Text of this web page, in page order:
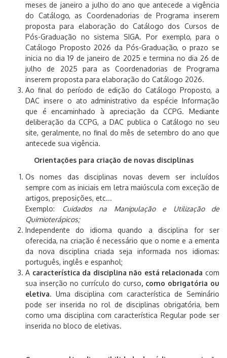
meses de janeiro a julho do ano que antecede a vigência
do Catálogo, as Coordenadorias de Programa inserem
proposta para elaboração do Catálogo dos Cursos de
Pós-Graduação no sistema SIGA. Por exemplo, para o
Catálogo Proposto 2026 da Pós-Graduação, o prazo se
inicia no dia 19 de janeiro de 2025 e termina no dia 26 de
julho de 2025 para as Coordenadorias de Programa
inserem proposta para elaboração do Catálogo 2026.
Ao final do período de edição do Catálogo Proposto, a
DAC insere o ato administrativo da espécie Informação
que é encaminhado à apreciação da CCPG. Mediante
deliberação da CCPG, a DAC publica o Catálogo no seu
site, geralmente, no final do mês de setembro do ano que
antecede sua vigência.
Orientações para criação de novas disciplinas
Os nomes das disciplinas novas devem ser incluídos
sempre com as iniciais em letra maiúscula com exceção de
artigos, preposições, etc...
Exemplo: Cuidados na Manipulação e Utilização de
Quimioterápicos;
Independente do idioma quando a disciplina for ser
oferecida, na criação é necessário que o nome e a ementa
da nova disciplina criada seja informada nos idiomas:
português, inglês e espanhol;
A característica da disciplina não está relacionadacom
sua inserção no currículo do curso, como obrigatória ou
eletiva. Uma disciplina com característica de Seminário
pode ser inserida no rol de disciplinas obrigatória, bem
como uma disciplina com característica Regular pode ser
inserida no bloco de eletivas.